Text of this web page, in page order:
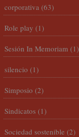
corporativa (63)
Role play (1)
Sesión In Memoriam (1)
silencio (1)
Simposio (2)
Sindicatos (1)
Sociedad sostenible (2)